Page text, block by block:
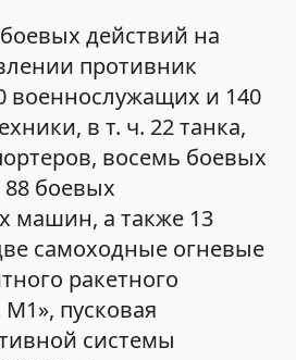
действий на
противник
военнослужащих и 140
в т. ч. 22 танка,
восемь боевых
боевых
машин, а также 13
самоходные огневые
ракетного
пусковая
системы